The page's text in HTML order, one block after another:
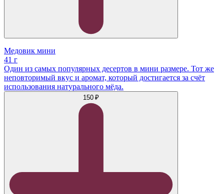
Медовик мини
41 г
Один из самых популярных десертов в мини размере. Тот же
неповторимый вкус и аромат, который достигается за счёт
использования натурального мёда.
150 ₽